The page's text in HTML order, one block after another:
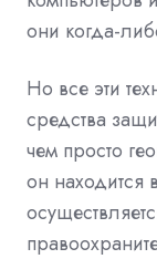
они когда-
Но все эти
средства
чем просто
он находится